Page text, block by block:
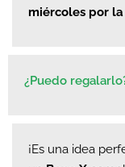
miércoles por
¿Puedo
¡Es una idea